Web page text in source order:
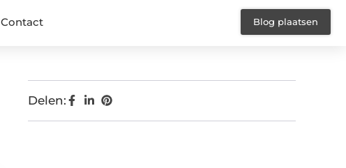
Contact Blog plaatsen
Delen: